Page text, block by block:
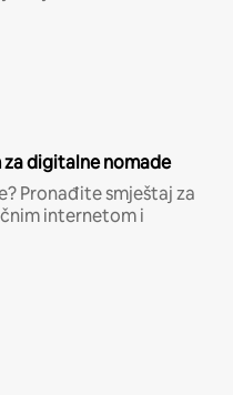
digitalne nomade
Pronađite smještaj za
internetom i